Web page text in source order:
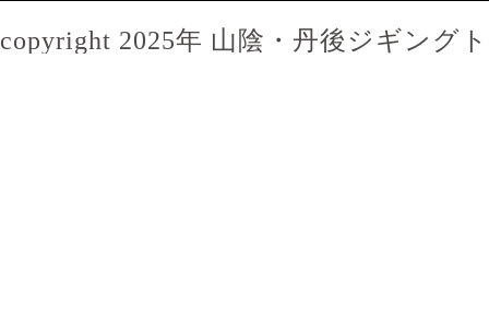
copyright 2025年 山陰・丹後ジギング